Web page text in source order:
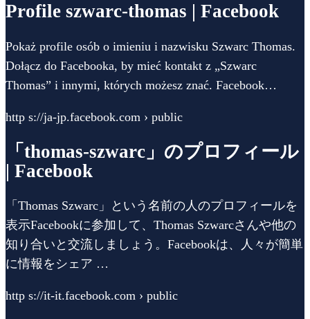
Profile szwarc-thomas | Facebook
Pokaż profile osób o imieniu i nazwisku Szwarc Thomas.
Dołącz do Facebooka, by mieć kontakt z „Szwarc
Thomas” i innymi, których możesz znać. Facebook…
http s://ja-jp.facebook.com › public
「thomas-szwarc」のプロフィール
| Facebook
「Thomas Szwarc」という名前の人のプロフィールを
表示Facebookに参加して、Thomas Szwarcさんや他の
知り合いと交流しましょう。Facebookは、人々が簡単
に情報をシェア …
http s://it-it.facebook.com › public